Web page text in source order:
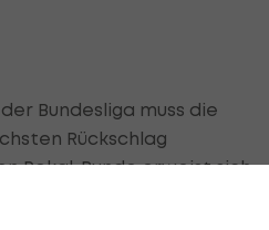
Bundesliga muss die
Rückschlag
Pokal-Runde erweist sich
unüberwindbare Hürde.